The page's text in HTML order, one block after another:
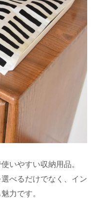
いやすい収納用品。
べるだけでなく、イン
力です。